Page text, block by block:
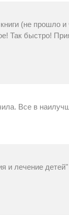
(не прошло
Так быстро!
Все в
и лечение